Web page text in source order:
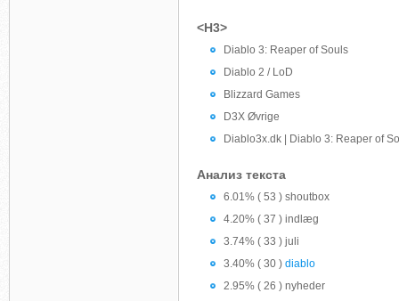
<H3>
Diablo 3: Reaper of Souls
Diablo 2 / LoD
Blizzard Games
D3X Øvrige
Diablo3x.dk | Diablo 3: Reaper of
Анализ текста
6.01% ( 53 ) shoutbox
4.20% ( 37 ) indlæg
3.74% ( 33 ) juli
3.40% ( 30 ) diablo
2.95% ( 26 ) nyheder